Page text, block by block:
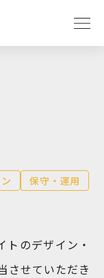
保守・運用
のデザイン・
させていただき